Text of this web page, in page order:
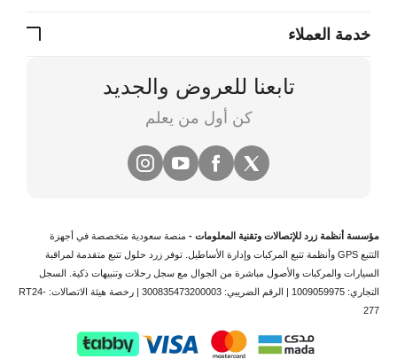
خدمة العملاء
تابعنا للعروض والجديد
كن أول من يعلم
مؤسسة أنظمة زرد للإتصالات وتقنية المعلومات - منصة سعودية متخصصة في أجهزة
التتبع
تتبع المركبات وإدارة الأساطيل. توفر زرد حلول تتبع متقدمة لمراقبة
السيارات والمركبات والأصول مباشرة من الجوال مع سجل رحلات وتنبيهات ذكية. السجل
التجاري: 1009059975 | الرقم الضريبي: 300835473200003 | رخصة هيئة الاتصالات: RT24-
277